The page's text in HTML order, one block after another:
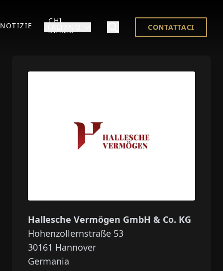
NOTIZIE
CHI
SIAMO
CONTATTACI
Hallesche Vermögen GmbH & Co. KG
Hohenzollernstraße 53
30161 Hannover
Germania